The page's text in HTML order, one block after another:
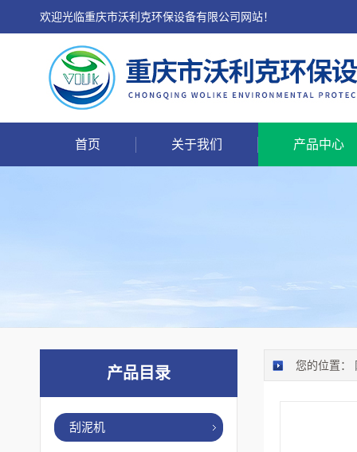
欢迎光临重庆市沃利克环保设备有限公司网站！
首页 关于我们 产品中心
您的位置：
产品目录
刮泥机